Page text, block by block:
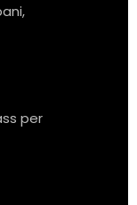
per